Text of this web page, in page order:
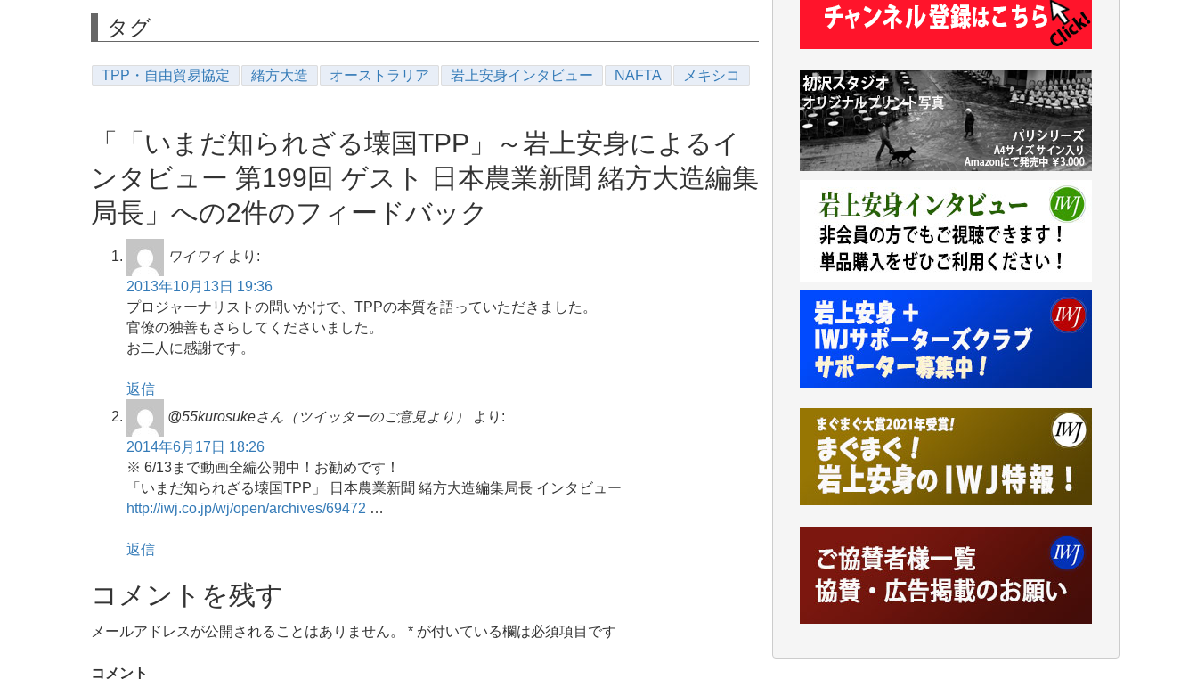
タグ
TPP・自由貿易協定 緒方大造 オーストラリア 岩上安身インタビュー NAFTA メキシコ
「「いまだ知られざる壊国TPP」～岩上安身によるイ
ンタビュー 第199回 ゲスト 日本農業新聞 緒方大造編集
局長」への2件のフィードバック
ワイワイ より:
2013年10月13日 19:36
プロジャーナリストの問いかけで、TPPの本質を語っていただきました。
官僚の独善もさらしてくださいました。
お二人に感謝です。
返信
@55kurosukeさん（ツイッターのご意見より）
より:
2014年6月17日 18:26
※ 6/13まで動画全編公開中！お勧めです！
「いまだ知られざる壊国TPP」 日本農業新聞 緒方大造編集局長 インタビュー
http://iwj.co.jp/wj/open/archives/69472 …
返信
コメントを残す
メールアドレスが公開されることはありません。 * が付いている欄は必須項目です
コメント
マシオン恵美香 様
平野智生 様
山本賢二 様
吉住俊昭 様
徳山匡 様
金 盛起 様
塩川 晃平 様
松本益美 様
井出 隆太 様
及川昭男 様
岩井祐子 様
藤田英之 様
藤岡比左志 様
小池説夫 様
アオキカナメ 様
諸般の事情によりIWJ会費払えず今は非会員
です。市民側に立つ講演会にIWJのカメラマ
われるのはあまりにもったいない。少しでも
お役立てください。（H.O.様）
今日、僅かですがカンパしました。（T.M.
様）
今日、僅かですがカンパしました。IWJの危
機を乗り切るには到底及ばない額ですが病気
の妻を抱えている私にとっては精一杯のカン
パです。
かねてよりIWJが発してきた膨大な取材記事